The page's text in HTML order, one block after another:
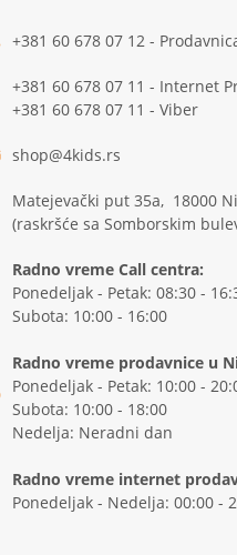
+381 60 678 07 12 -
+381 60 678 07 11 - Internet
+381 60 678 07 11 - Viber
shop@4kids.rs
Matejevački put 35a, 18000
(raskršće sa Somborskim
Radno vreme Call centra:
Ponedeljak - Petak: 08:30 -
Subota: 10:00 - 16:00
Radno vreme prodavnice u
Ponedeljak - Petak: 10:00 -
Subota: 10:00 - 18:00
Nedelja: Neradni dan
Radno vreme internet
Ponedeljak - Nedelja: 00:00 -